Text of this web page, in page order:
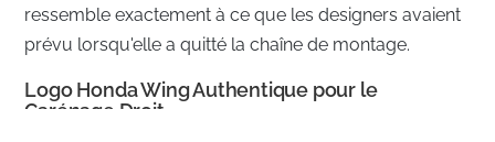
ressemble exactement à ce que les designers avaient
prévu lorsqu'elle a quitté la chaîne de montage.
Logo Honda Wing Authentique pour le
Carénage Droit